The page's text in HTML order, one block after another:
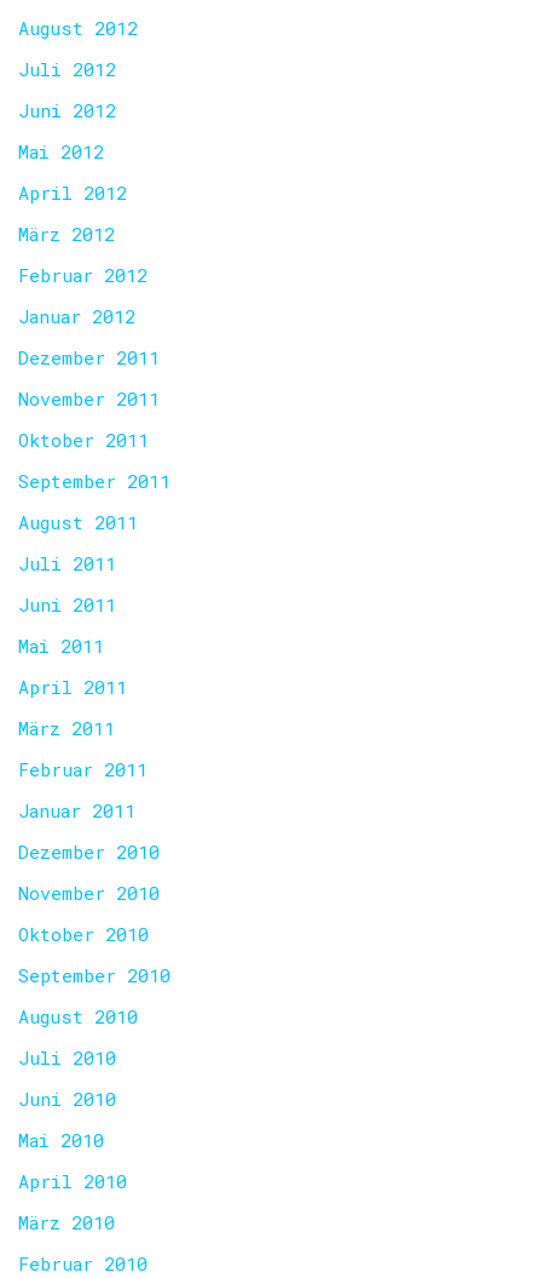
August 2012
Juli 2012
Juni 2012
Mai 2012
April 2012
März 2012
Februar 2012
Januar 2012
Dezember 2011
November 2011
Oktober 2011
September 2011
August 2011
Juli 2011
Juni 2011
Mai 2011
April 2011
März 2011
Februar 2011
Januar 2011
Dezember 2010
November 2010
Oktober 2010
September 2010
August 2010
Juli 2010
Juni 2010
Mai 2010
April 2010
März 2010
Februar 2010